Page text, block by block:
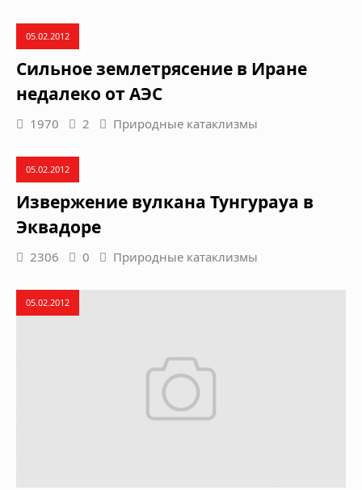
05.02.2012
Сильное землетрясение в Иране
недалеко от АЭС
1970 2 Природные катаклизмы
05.02.2012
Извержение вулкана Тунгурауа в
Эквадоре
2306 0 Природные катаклизмы
05.02.2012